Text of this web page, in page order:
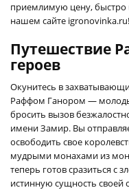
приемлимую цену, быстро
нашем сайте igronovinka.ru!
Путешествие
героев
Окунитесь в
Раффом Ганором —
бросить вызов
имени Замир. Вы
освободить свое
мудрыми монахами из
теперь готов сразиться с
истинную сущность своей